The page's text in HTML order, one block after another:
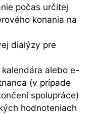
počas určitej
konania na
dialýzy pre
alebo e-
(v prípade
spolupráce)
hodnoteniach